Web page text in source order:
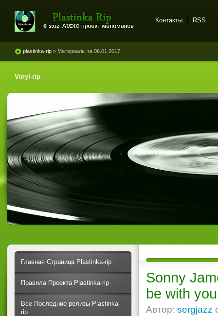
винила и магнитоальбомов
Контакты RSS
plastinka-rip » Материалы за 06.01.2017
Vinyl-rip
Sonny
be with
Автор: sergjazz
Главная Страница Plastinka-rip
Правила Проекта Plastinka-rip
Все Последние релизы Plastinka-
rip